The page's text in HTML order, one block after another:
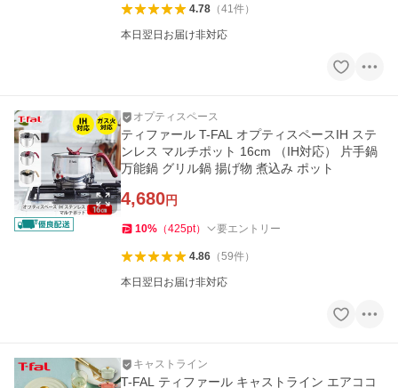
4.78（41件）
本日翌日お届け非対応
オプティスペース
ティファール T-FAL オプティスペースIH ステ
ンレス マルチポット 16cm （IH対応） 片手鍋
万能鍋 グリル鍋 揚げ物 煮込み ポット
4,680円
10% （425pt） 要エントリー
4.86（59件）
本日翌日お届け非対応
キャストライン
T-FAL ティファール キャストライン エアココ